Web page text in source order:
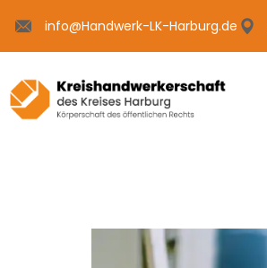
info@Handwerk-LK-Harburg.de